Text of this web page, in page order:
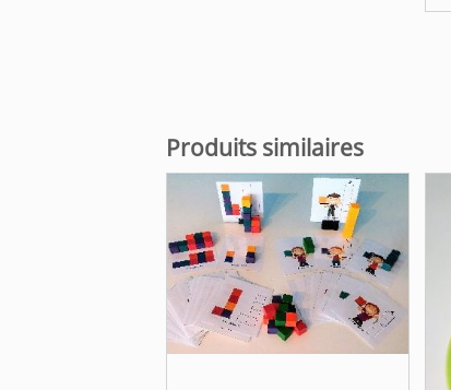
Produits similaires